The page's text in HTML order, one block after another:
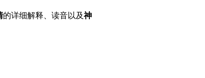
的详细解释、读音以及神